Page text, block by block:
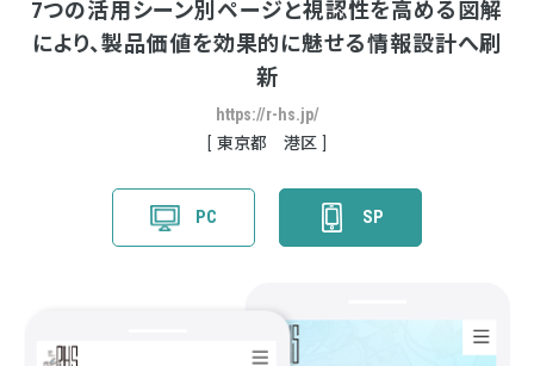
7つの活用シーン別ページと視認性を高める図解
により、製品価値を効果的に魅せる情報設計へ刷
新
https://r-hs.jp/
東京都 港区
PC SP